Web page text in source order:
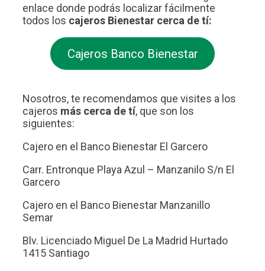
enlace donde podrás localizar fácilmente
todos los cajeros Bienestar cerca de tí:
Cajeros Banco Bienestar
Nosotros, te recomendamos que visites a los
cajeros más cerca de tí, que son los
siguientes:
Cajero en el Banco Bienestar El Garcero
Carr. Entronque Playa Azul – Manzanilo S/n El
Garcero
Cajero en el Banco Bienestar Manzanillo
Semar
Blv. Licenciado Miguel De La Madrid Hurtado
1415 Santiago